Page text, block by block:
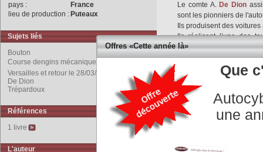
pays :
France
lieu de production : Puteaux
Sujets liés
Bouton
Course dengins mécaniques Neuilly-
Versailles et retour le 28/03/1887
De Dion
Trépardoux
Références
1 livre
L'auteur
Le comte A. De Dion
sont les pionniers de
Ils produisent des
Ils réalisent l’une des
vitesse« c'est-à-dire 40
Cette voiture remporte
Neuilly-Versailles et
L’ensemble moteur-
indépendantes, chacune
même manivelle, les
chaînes.
Un clapet s'ouvre
Offres «Cette année là»
Que
une